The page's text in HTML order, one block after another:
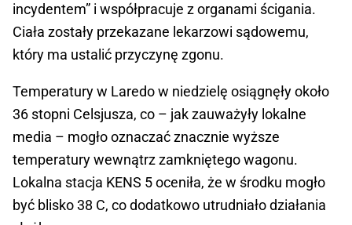
incydentem” i współpracuje z organami ścigania.
Ciała zostały przekazane lekarzowi sądowemu,
który ma ustalić przyczynę zgonu.
Temperatury w Laredo w niedzielę osiągnęły około
36 stopni Celsjusza, co – jak zauważyły lokalne
media – mogło oznaczać znacznie wyższe
temperatury wewnątrz zamkniętego wagonu.
Lokalna stacja KENS 5 oceniła, że w środku mogło
być blisko 38 C, co dodatkowo utrudniało działania